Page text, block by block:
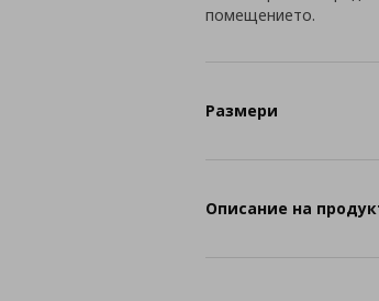
помещението.
Размери
Описание на